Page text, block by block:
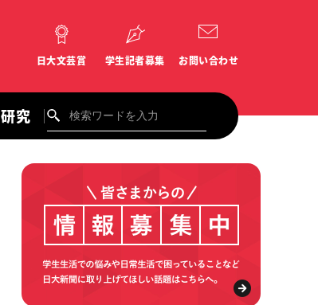
日大文芸賞 学生記者募集 お問い合わせ
研究